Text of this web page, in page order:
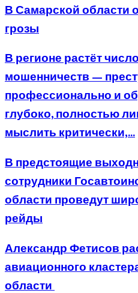
В Самарской области
грозы
В регионе растёт
мошенничеств —
профессионально и
глубоко, полностью
мыслить критически,...
В предстоящие
сотрудники
области проведут
рейды
Александр Фетисов
авиационного
области